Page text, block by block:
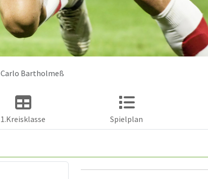
Carlo Bartholmeß
1.Kreisklasse Spielplan